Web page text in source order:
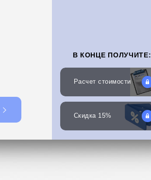
В КОНЦЕ ПОЛУЧИТЕ:
Расчет стоимости
Скидка 15%